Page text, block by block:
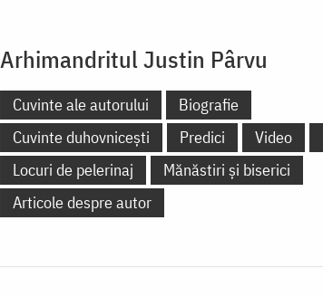
Arhimandritul Justin Pârvu
Cuvinte ale autorului
Biografie
Cuvinte duhovnicești
Predici Video
Locuri de pelerinaj
Mănăstiri și biserici
Articole despre autor